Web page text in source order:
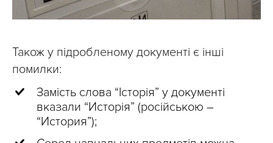
Також у підробленому документі є інші
помилки:
Замість слова “Історія” у документі
вказали “Исторія” (російською –
“История”);